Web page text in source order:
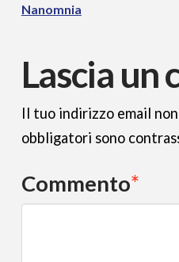
Nanomnia
Lascia un
Il tuo indirizzo email
obbligatori sono
Commento*